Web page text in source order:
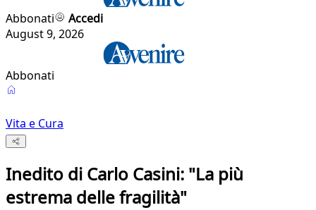
Abbonati
Accedi
August 9, 2026
Abbonati
Vita e Cura
Inedito di Carlo Casini: "La più
estrema delle fragilità"